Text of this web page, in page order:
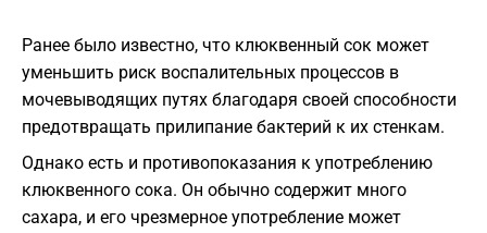
Ранее было известно, что клюквенный сок может
уменьшить риск воспалительных процессов в
мочевыводящих путях благодаря своей способности
предотвращать прилипание бактерий к их стенкам.
Однако есть и противопоказания к употреблению
клюквенного сока. Он обычно содержит много
сахара, и его чрезмерное употребление может